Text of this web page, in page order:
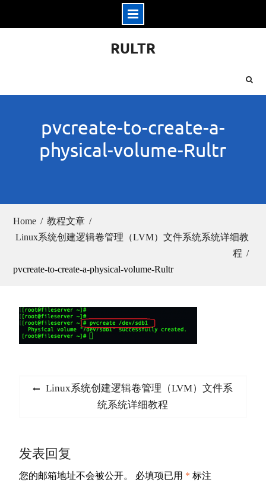
RULTR
pvcreate-to-create-a-
physical-volume-Rultr
Home
教程文章
Linux系统创建逻辑卷管理（LVM）文件系统系统详细教
程
pvcreate-to-create-a-physical-volume-Rultr
Previous
Linux系统创建逻辑卷管理（LVM）文件系
统系统详细教程
发表回复
您的邮箱地址不会被公开。 必填项已用 * 标注